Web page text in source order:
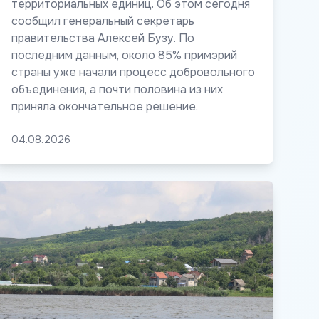
территориальных единиц. Об этом сегодня
сообщил генеральный секретарь
правительства Алексей Бузу. По
последним данным, около 85% примэрий
страны уже начали процесс добровольного
объединения, а почти половина из них
приняла окончательное решение.
04.08.2026